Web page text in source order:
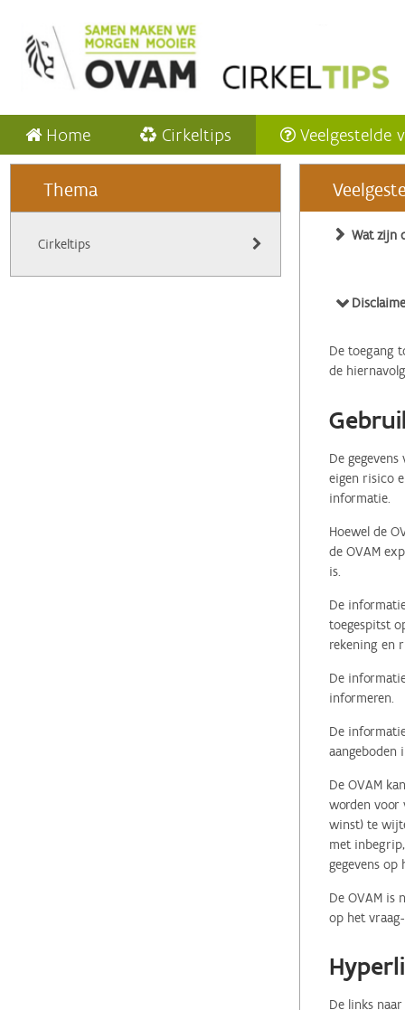
Home Cirkeltips Veelgestelde
Thema
Cirkeltips
Wat zijn
De toegang
de
De
eigen risico
informatie.
Hoewel de
de OVAM
is.
De
toegespitst
rekening en
De
informeren.
De
aangeboden
De OVAM
worden voor
winst) te
met
gegevens
De OVAM is
op het
De links